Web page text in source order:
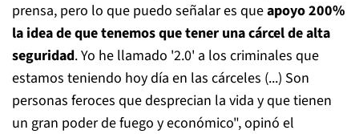
prensa, pero lo que puedo señalar es queapoyo 200%
la idea de que tenemos que tener una cárcel de alta
seguridad. Yo he llamado '2.0' a los criminales que
estamos teniendo hoy día en las cárceles (...) Son
personas feroces que desprecian la vida y que tienen
un gran poder de fuego y económico", opinó el